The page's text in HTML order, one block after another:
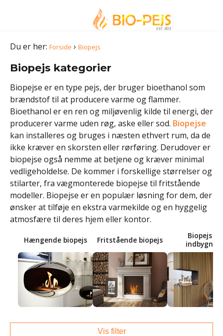
Du er her: Forside › Biopejs
Biopejs kategorier
Biopejse er en type pejs, der bruger bioethanol som
brændstof til at producere varme og flammer.
Bioethanol er en ren og miljøvenlig kilde til energi, der
producerer varme uden røg, aske eller sod. Biopejse
kan installeres og bruges i næsten ethvert rum, da de
ikke kræver en skorsten eller rørføring. Derudover er
biopejse også nemme at betjene og kræver minimal
vedligeholdelse. De kommer i forskellige størrelser og
stilarter, fra vægmonterede biopejse til fritstående
modeller. Biopejse er en populær løsning for dem, der
ønsker at tilføje en ekstra varmekilde og en hyggelig
atmosfære til deres hjem eller kontor.
Hængende biopejs Fritstående biopejs
Biopejs til
Vis filter